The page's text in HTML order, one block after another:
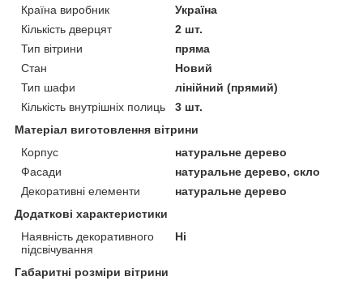
Країна виробник
Україна
Кількість дверцят
2 шт.
Тип вітрини
пряма
Стан
Новий
Тип шафи
лінійний (прямий)
Кількість внутрішніх полиць
3 шт.
Матеріал виготовлення вітрини
Корпус
натуральне дерево
Фасади
натуральне дерево, скло
Декоративні елементи
натуральне дерево
Додаткові характеристики
Наявність декоративного
підсвічування
Ні
Габаритні розміри вітрини